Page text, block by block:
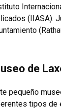
(IIASA).
de
pequeño
tipos de